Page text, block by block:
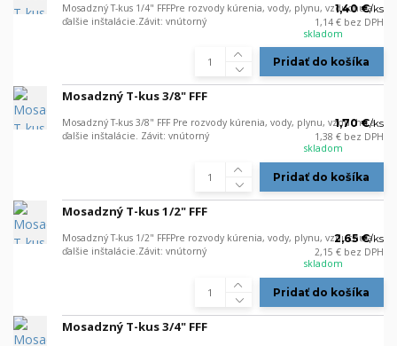
Mosadzný T-kus 1/4" FFFPre rozvody kúrenia, vody, plynu, vzduchu a
ďalšie inštalácie.Závit: vnútorný
1,40 €/ks
1,14 € bez DPH
skladom
Pridať do košíka
Mosadzný T-kus 3/8" FFF
Mosadzný T-kus 3/8" FFF Pre rozvody kúrenia, vody, plynu, vzduchu a
ďalšie inštalácie. Závit: vnútorný
1,70 €/ks
1,38 € bez DPH
skladom
Pridať do košíka
Mosadzný T-kus 1/2" FFF
Mosadzný T-kus 1/2" FFFPre rozvody kúrenia, vody, plynu, vzduchu a
ďalšie inštalácie.Závit: vnútorný
2,65 €/ks
2,15 € bez DPH
skladom
Pridať do košíka
Mosadzný T-kus 3/4" FFF